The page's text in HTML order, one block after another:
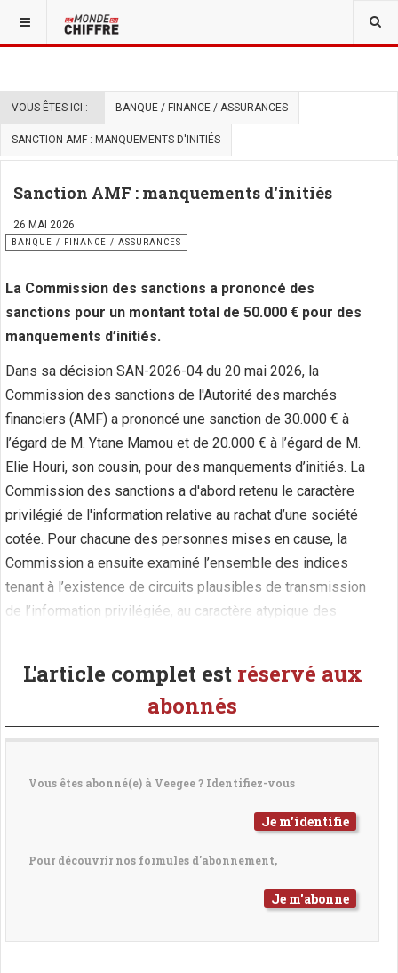
VOUS ÊTES ICI : BANQUE / FINANCE / ASSURANCES
SANCTION AMF : MANQUEMENTS D'INITIÉS
Sanction AMF : manquements d'initiés
26 MAI 2026
BANQUE / FINANCE / ASSURANCES
La Commission des sanctions a prononcé des
sanctions pour un montant total de 50.000 € pour des
manquements d’initiés.
Dans sa décision SAN-2026-04 du 20 mai 2026, la
Commission des sanctions de l'Autorité des marchés
financiers (AMF) a prononcé une sanction de 30.000 € à
l’égard de M. Ytane Mamou et de 20.000 € à l’égard de M.
Elie Houri, son cousin, pour des manquements d’initiés. La
Commission des sanctions a d'abord retenu le caractère
privilégié de l'information relative au rachat d’une société
cotée. Pour chacune des personnes mises en cause, la
Commission a ensuite examiné l’ensemble des indices
tenant à l’existence de circuits plausibles de transmission
de l’information privilégiée, au caractère atypique des
L'article complet est réservé aux
abonnés
Vous êtes abonné(e) à Veegee ? Identifiez-vous
Je m'identifie
Pour découvrir nos formules d'abonnement,
Je m'abonne